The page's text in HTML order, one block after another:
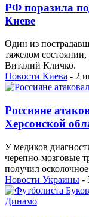
РФ поразила
Киеве
Один из
тяжелом состоянии,
Виталий Кличко.
Новости Киева - 2
Россияне
Херсонской
У медиков
черепно-мозговые
получил
Новости Украины -